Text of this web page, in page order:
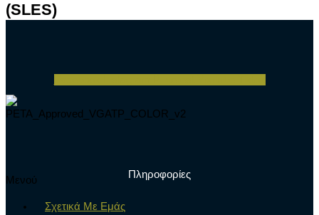
(SLES)
Πληροφορίες
Μενού
Σχετικά Με Εμάς